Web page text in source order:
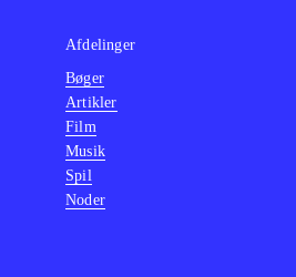
Afdelinger
Bøger
Artikler
Film
Musik
Spil
Noder